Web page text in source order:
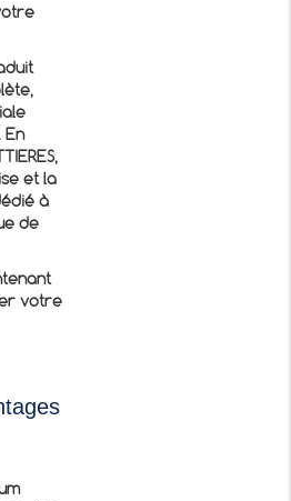
En
et la
à
de
votre